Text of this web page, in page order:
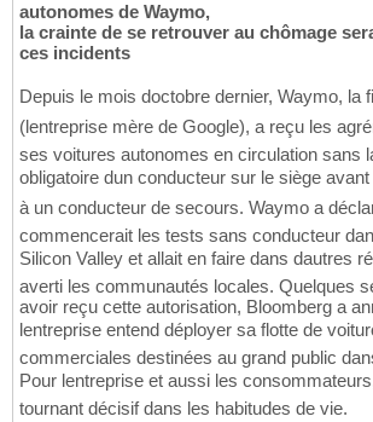
autonomes de Waymo,
la crainte de se retrouver au chômage
ces incidents
Depuis le mois doctobre dernier, Waymo, la
(lentreprise mère de Google), a reçu les
ses voitures autonomes en circulation sans
obligatoire dun conducteur sur le siège
à un conducteur de secours. Waymo a
commencerait les tests sans conducteur
Silicon Valley et allait en faire dans dautres
averti les communautés locales. Quelques
avoir reçu cette autorisation, Bloomberg a
lentreprise entend déployer sa flotte de
commerciales destinées au grand public
Pour lentreprise et aussi les
tournant décisif dans les habitudes de vie.